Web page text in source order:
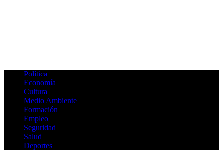
Política
Economía
Cultura
Medio Ambiente
Formación
Empleo
Seguridad
Salud
Deportes